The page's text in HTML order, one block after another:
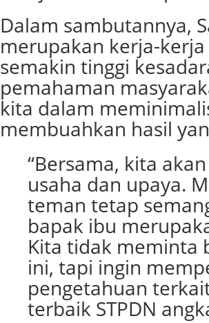
Dalam sambutannya,
merupakan kerja-
semakin tinggi
pemahaman
kita dalam
membuahkan hasil
“Bersama, kita
usaha dan upaya.
teman tetap
bapak ibu
Kita tidak meminta
ini, tapi ingin
pengetahuan
terbaik STPDN